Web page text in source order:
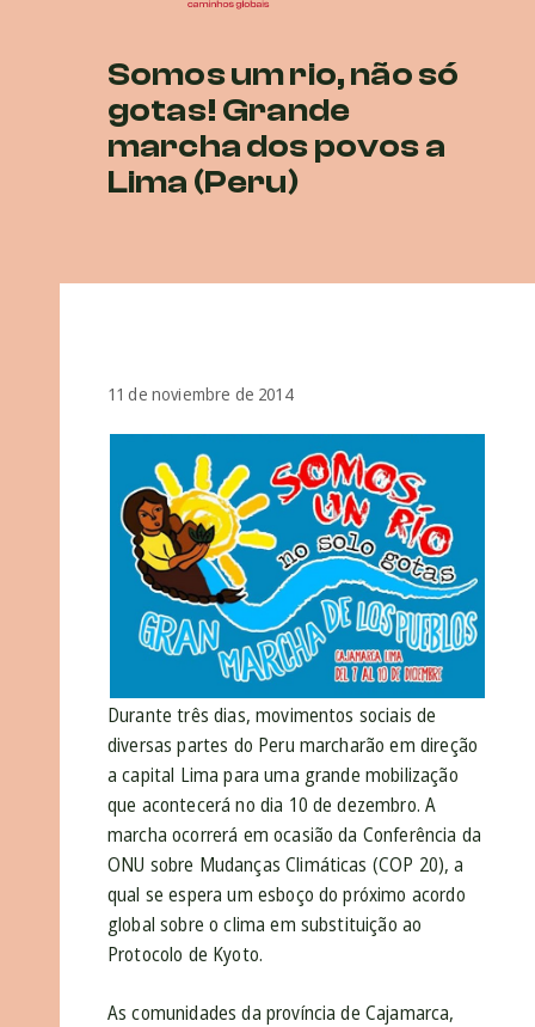
Somos um rio, não só
gotas! Grande
marcha dos povos a
Lima (Peru)
11 de noviembre de 2014
Durante três dias, movimentos sociais de
diversas partes do Peru marcharão em direção
a capital Lima para uma grande mobilização
que acontecerá no dia 10 de dezembro. A
marcha ocorrerá em ocasião da Conferência da
ONU sobre Mudanças Climáticas (COP 20), a
qual se espera um esboço do próximo acordo
global sobre o clima em substituição ao
Protocolo de Kyoto.
As comunidades da província de Cajamarca,